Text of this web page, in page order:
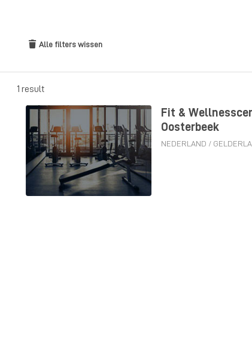
Alle filters wissen
1 result
Fit &
Oosterbeek
NEDERLAND /